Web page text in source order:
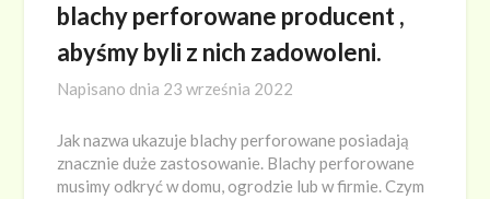
blachy perforowane producent ,
abyśmy byli z nich zadowoleni.
Napisano dnia 23 września 2022
Jak nazwa ukazuje blachy perforowane posiadają
znacznie duże zastosowanie. Blachy perforowane
musimy odkryć w domu, ogrodzie lub w firmie. Czym